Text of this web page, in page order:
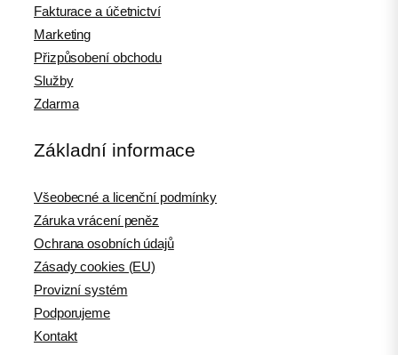
Fakturace a účetnictví
Marketing
Přizpůsobení obchodu
Služby
Zdarma
Základní informace
Všeobecné a licenční podmínky
Záruka vrácení peněz
Ochrana osobních údajů
Zásady cookies (EU)
Provizní systém
Podporujeme
Kontakt